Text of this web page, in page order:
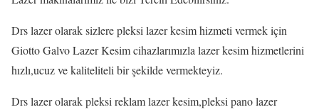
Drs lazer olarak sizlere pleksi lazer kesim hizmeti vermek için
Giotto Galvo Lazer Kesim cihazlarımızla lazer kesim hizmetlerini
hızlı,ucuz ve kaliteliteli bir şekilde vermekteyiz.
Drs lazer olarak pleksi reklam lazer kesim,pleksi pano lazer